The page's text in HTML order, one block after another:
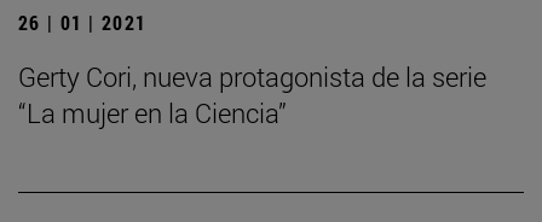
26 | 01 | 2021
Gerty Cori, nueva protagonista de la serie
“La mujer en la Ciencia”